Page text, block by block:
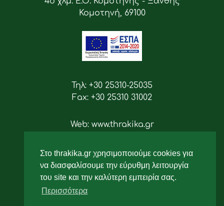
Στο thrakika.gr χρησιμοποιούμε cookies για
να διασφαλίσουμε την εύρυθμη λειτουργία
του site και την καλύτερη εμπειρία σας.
Περισσότερα
Κομοτηνή, 69100
Τηλ: +30 25310-25035
Fax: +30 25310 31002
Web: www.thrakika.gr
Ακολουθήστε μας